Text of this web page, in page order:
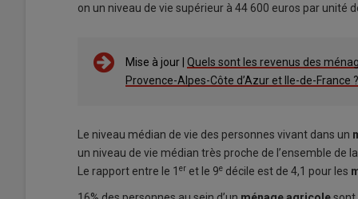
on un niveau de vie supérieur à 44 600 euros par unité
Mise à jour | Quels sont les revenus des
Provence-Alpes-Côte d’Azur et Ile-de-France ?
Le niveau médian de vie des personnes vivant dans un
un niveau de vie médian très proche de l’ensemble de
Le rapport entre le 1 er et le 9e décile est de 4,1 pour les